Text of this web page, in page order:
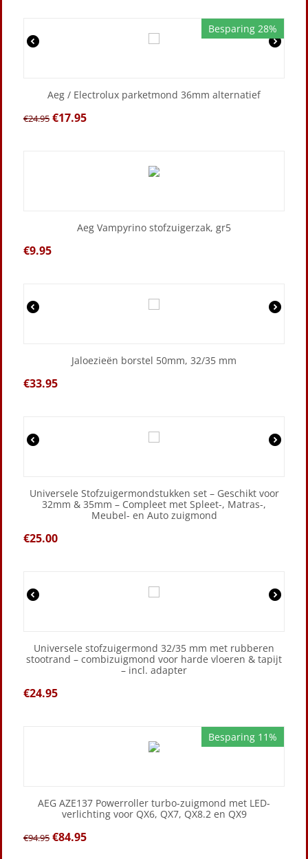
Besparing 28%
Aeg / Electrolux parketmond 36mm alternatief
€24.95 €17.95
Aeg Vampyrino stofzuigerzak, gr5
€9.95
Jaloezieën borstel 50mm, 32/35 mm
€33.95
Universele Stofzuigermondstukken set – Geschikt voor
32mm & 35mm – Compleet met Spleet-, Matras-,
Meubel- en Auto zuigmond
€25.00
Universele stofzuigermond 32/35 mm met rubberen
stootrand – combizuigmond voor harde vloeren & tapijt
– incl. adapter
€24.95
Besparing 11%
AEG AZE137 Powerroller turbo-zuigmond met LED-
verlichting voor QX6, QX7, QX8.2 en QX9
€94.95 €84.95